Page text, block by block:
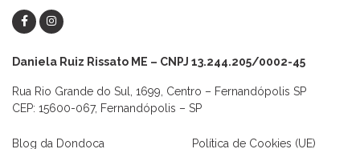
Daniela Ruiz Rissato ME – CNPJ 13.244.205/0002-45
Rua Rio Grande do Sul, 1699, Centro – Fernandópolis SP
CEP: 15600-067, Fernandópolis – SP
Blog da Dondoca Política de Cookies (UE)